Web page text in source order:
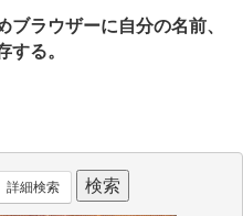
ラウザーに自分の名前、
する。
詳細検索